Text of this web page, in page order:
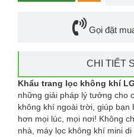
Gọi đặt
CHI TIẾT
Khẩu trang lọc không khí
những giải pháp lý tưởng cho
không khí ngoài trời, giúp
hơn mọi lúc, mọi nơi! Không
nhà, máy lọc không khí mini